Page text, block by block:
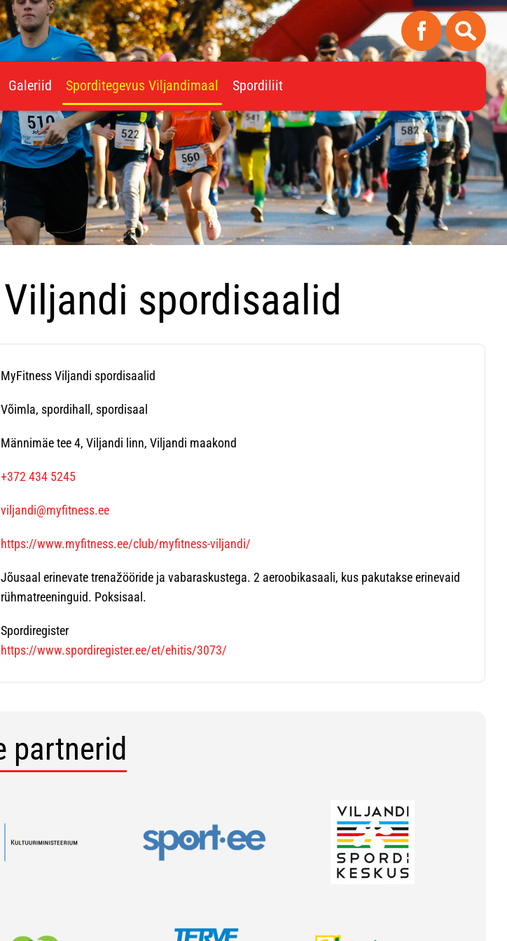
Galeriid Sporditegevus Viljandimaal Spordiliit
spordisaalid
MyFitness Viljandi spordisaalid
Võimla, spordihall, spordisaal
Männimäe tee 4, Viljandi linn, Viljandi maakond
+372 434 5245
viljandi@myfitness.ee
https://www.myfitness.ee/club/myfitness-viljandi/
Jõusaal erinevate trenažööride ja vabaraskustega. 2 aeroobikasaali, kus pakutakse erinevaid
rühmatreeninguid. Poksisaal.
Spordiregister
https://www.spordiregister.ee/et/ehitis/3073/
partnerid